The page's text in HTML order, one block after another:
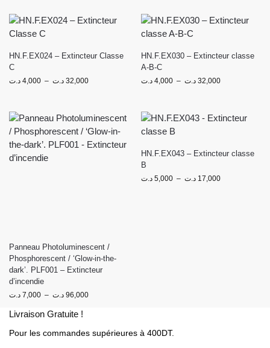
HN.F.EX024 – Extincteur Classe
C
4,000 د.ت – 32,000 د.ت
HN.F.EX030 – Extincteur classe
A-B-C
4,000 د.ت – 32,000 د.ت
Panneau Photoluminescent /
Phosphorescent / ‘Glow-in-the-
dark’. PLF001 – Extincteur
d’incendie
7,000 د.ت – 96,000 د.ت
HN.F.EX043 – Extincteur classe
B
5,000 د.ت – 17,000 د.ت
Livraison Gratuite !
Pour les commandes supérieures à 400DT.